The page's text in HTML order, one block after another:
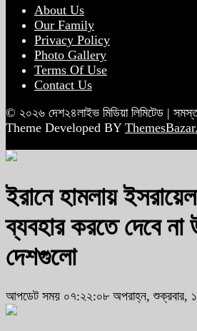
About Us
Our Family
Privacy Policy
Photo Gallery
Terms Of Use
Contact Us
© ২০২৬ দেশ২৪লাইভ মিডিয়া লিমিটেড |
Theme Developed BY
ইরানে হামলায়
ব্যবহার করতে দেবে না
দেশগুলো
আপডেট সময় ০৭:২২:০৮ অপরাহ্ন, শুক্রবার,